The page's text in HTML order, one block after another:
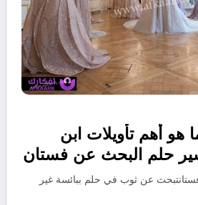
أهم تأويلات ابن
حلم البحث عن فستان
عن ثوب في حلم ببائسة غير